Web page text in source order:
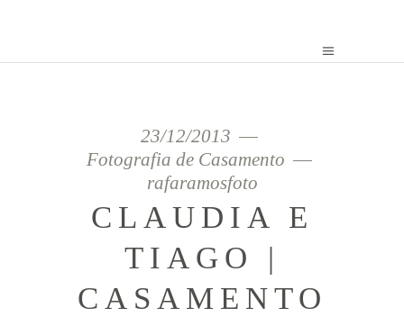
23/12/2013
Fotografia de Casamento
rafaramosfoto
CLAUDIA E
TIAGO |
CASAMENTO